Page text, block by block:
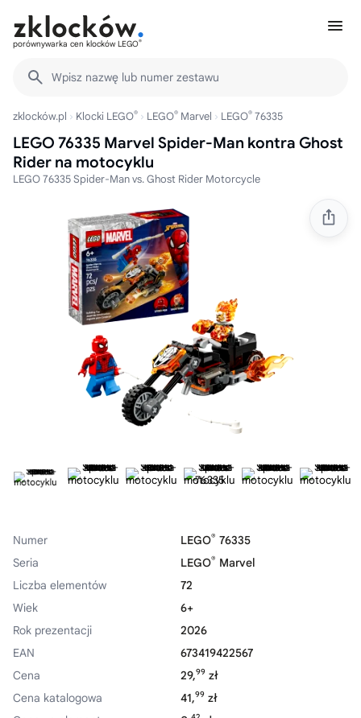
porównywarka cen klocków LEGO®
Wpisz nazwę lub numer zestawu
zklocków.pl Klocki LEGO® LEGO® Marvel LEGO® 76335
LEGO 76335 Marvel Spider-Man kontra Ghost
Rider na motocyklu
LEGO 76335 Spider-Man vs. Ghost Rider Motorcycle
Numer LEGO® 76335
Seria
LEGO® Marvel
Liczba elementów
72
Wiek
6+
Rok prezentacji
2026
EAN
673419422567
Cena
29,99 zł
Cena katalogowa
41,99 zł